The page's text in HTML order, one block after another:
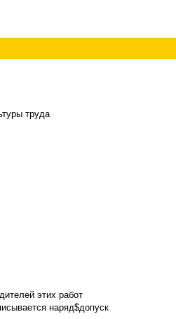
труда
этих работ
наряд$допуск